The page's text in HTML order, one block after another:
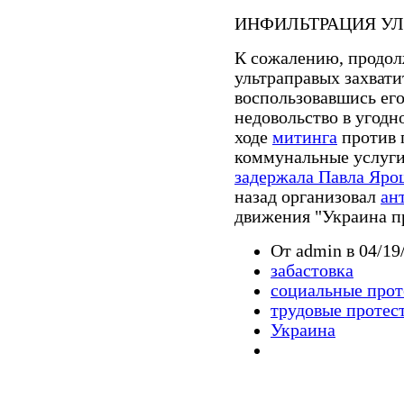
ИНФИЛЬТРАЦИЯ
К сожалению,
ультраправых
воспользовавшись
недовольство в
ходе митинга против
коммунальные
задержала Павла
назад организовал
движения "Украина
От admin в 04/
забастовка
социальные
трудовые
Украина